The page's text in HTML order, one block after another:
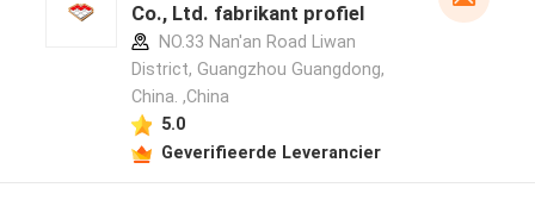
Co., Ltd. fabrikant profiel
NO.33 Nan'an Road Liwan
District, Guangzhou Guangdong,
China. ,China
5.0
Geverifieerde Leverancier